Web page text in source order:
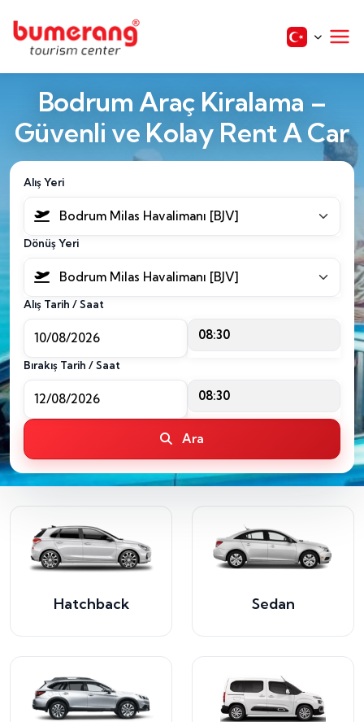
Bodrum Araç Kiralama –
Güvenli ve Kolay Rent A Car
Alış Yeri
Bodrum Milas Havalimanı [BJV]
Dönüş Yeri
Bodrum Milas Havalimanı [BJV]
Alış Tarih / Saat
08:30
Bırakış Tarih / Saat
08:30
Ara
Hatchback Sedan